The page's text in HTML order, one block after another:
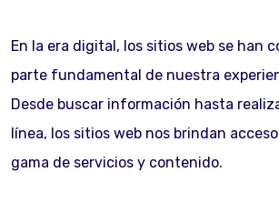
En la era digital, los sitios web se han
parte fundamental de nuestra
Desde buscar información hasta
línea, los sitios web nos brindan
gama de servicios y contenido.